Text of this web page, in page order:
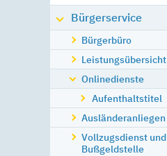
Bürgerservice
Bürgerbüro
Leistungsübersicht
Onlinedienste
Aufenthaltstitel
Ausländeranliegen
Vollzugsdienst und
Bußgeldstelle